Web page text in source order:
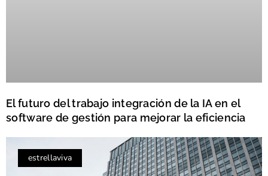
El futuro del trabajo integración de la IA en el
software de gestión para mejorar la eficiencia
estrellaviva